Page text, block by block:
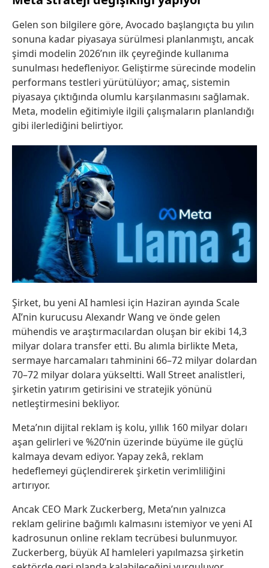
Gelen son bilgilere göre, Avocado başlangıçta bu yılın
sonuna kadar piyasaya sürülmesi planlanmıştı, ancak
şimdi modelin 2026’nın ilk çeyreğinde kullanıma
sunulması hedefleniyor. Geliştirme sürecinde modelin
performans testleri yürütülüyor; amaç, sistemin
piyasaya çıktığında olumlu karşılanmasını sağlamak.
Meta, modelin eğitimiyle ilgili çalışmaların planlandığı
gibi ilerlediğini belirtiyor.
Şirket, bu yeni AI hamlesi için Haziran ayında Scale
AI’nin kurucusu Alexandr Wang ve önde gelen
mühendis ve araştırmacılardan oluşan bir ekibi 14,3
milyar dolara transfer etti. Bu alımla birlikte Meta,
sermaye harcamaları tahminini 66–72 milyar dolardan
70–72 milyar dolara yükseltti. Wall Street analistleri,
şirketin yatırım getirisini ve stratejik yönünü
netleştirmesini bekliyor.
Meta’nın dijital reklam iş kolu, yıllık 160 milyar doları
aşan gelirleri ve %20’nin üzerinde büyüme ile güçlü
kalmaya devam ediyor. Yapay zekâ, reklam
hedeflemeyi güçlendirerek şirketin verimliliğini
artırıyor.
Ancak CEO Mark Zuckerberg, Meta’nın yalnızca
reklam gelirine bağımlı kalmasını istemiyor ve yeni AI
kadrosunun online reklam tecrübesi bulunmuyor.
Zuckerberg, büyük AI hamleleri yapılmazsa şirketin